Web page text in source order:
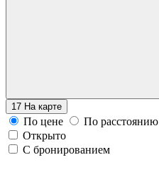
17 На карте
По цене
По расстоянию
Открыто
С бронированием